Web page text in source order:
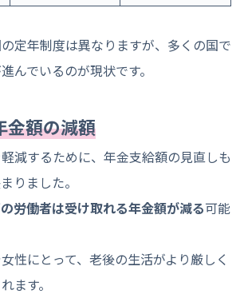
定年制度は異なりますが、多くの国で
んでいるのが現状です。
金額の減額
減するために、年金支給額の見直しも
りました。
労働者は受け取れる年金額が減る可能
性にとって、老後の生活がより厳しく
ます。